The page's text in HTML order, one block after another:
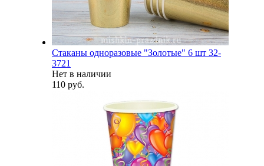
Стаканы одноразовые "Золотые" 6 шт 32-
3721
Нет в наличии
110 руб.